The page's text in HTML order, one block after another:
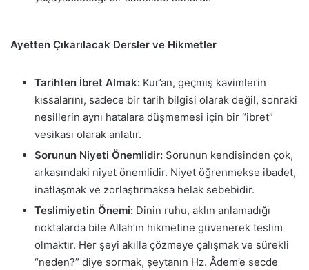
Ayetten Çıkarılacak Dersler ve Hikmetler
Tarihten İbret Almak: Kur’an, geçmiş kavimlerin
kıssalarını, sadece bir tarih bilgisi olarak değil, sonraki
nesillerin aynı hatalara düşmemesi için bir “ibret”
vesikası olarak anlatır.
Sorunun Niyeti Önemlidir: Sorunun kendisinden çok,
arkasındaki niyet önemlidir. Niyet öğrenmekse ibadet,
inatlaşmak ve zorlaştırmaksa helak sebebidir.
Teslimiyetin Önemi: Dinin ruhu, aklın anlamadığı
noktalarda bile Allah’ın hikmetine güvenerek teslim
olmaktır. Her şeyi akılla çözmeye çalışmak ve sürekli
“neden?” diye sormak, şeytanın Hz. Âdem’e secde